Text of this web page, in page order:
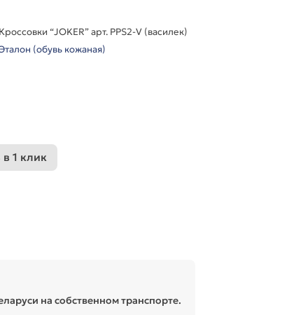
Кроссовки “JOKER” арт. PPS2-V (василек)
(обувь кожаная)
в 1 клик
на собственном транспорте.